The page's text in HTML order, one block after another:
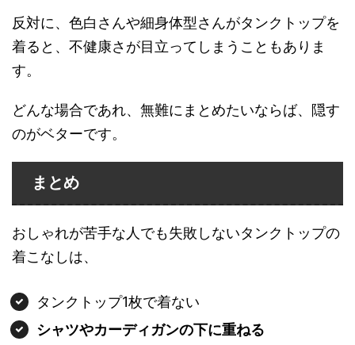
反対に、色白さんや細身体型さんがタンクトップを
着ると、不健康さが目立ってしまうこともありま
す。
どんな場合であれ、無難にまとめたいならば、隠す
のがベターです。
まとめ
おしゃれが苦手な人でも失敗しないタンクトップの
着こなしは、
タンクトップ1枚で着ない
シャツやカーディガンの下に重ねる